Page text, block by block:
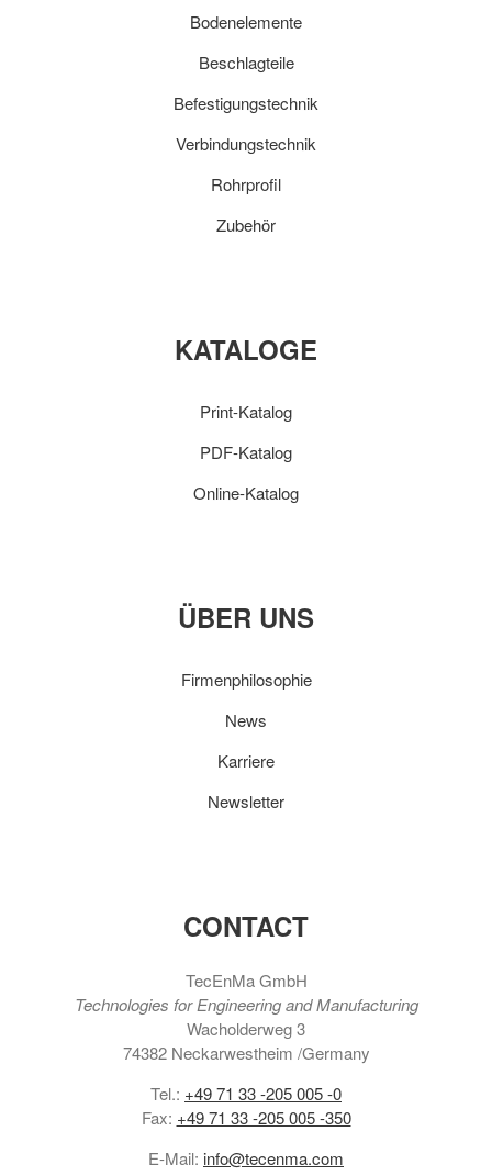
Bodenelemente
Beschlagteile
Befestigungstechnik
Verbindungstechnik
Rohrprofil
Zubehör
KATALOGE
Print-Katalog
PDF-Katalog
Online-Katalog
ÜBER UNS
Firmenphilosophie
News
Karriere
Newsletter
CONTACT
TecEnMa GmbH
Technologies for Engineering and Manufacturing
Wacholderweg 3
74382 Neckarwestheim /Germany
Tel.: +49 71 33 -205 005 -0
Fax: +49 71 33 -205 005 -350
E-Mail: info@tecenma.com